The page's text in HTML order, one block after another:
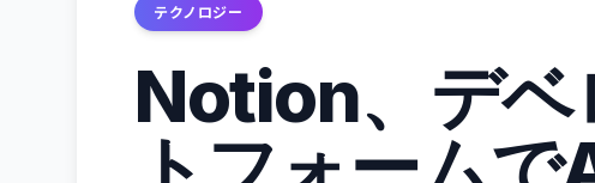
テクノロジー
Notion、デベ